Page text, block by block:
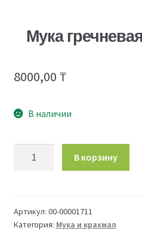
Мука
8000,00 ₸
В наличии
10
кг
В корзину
Артикул: 00-00001711
Категория: Мука и крахмал